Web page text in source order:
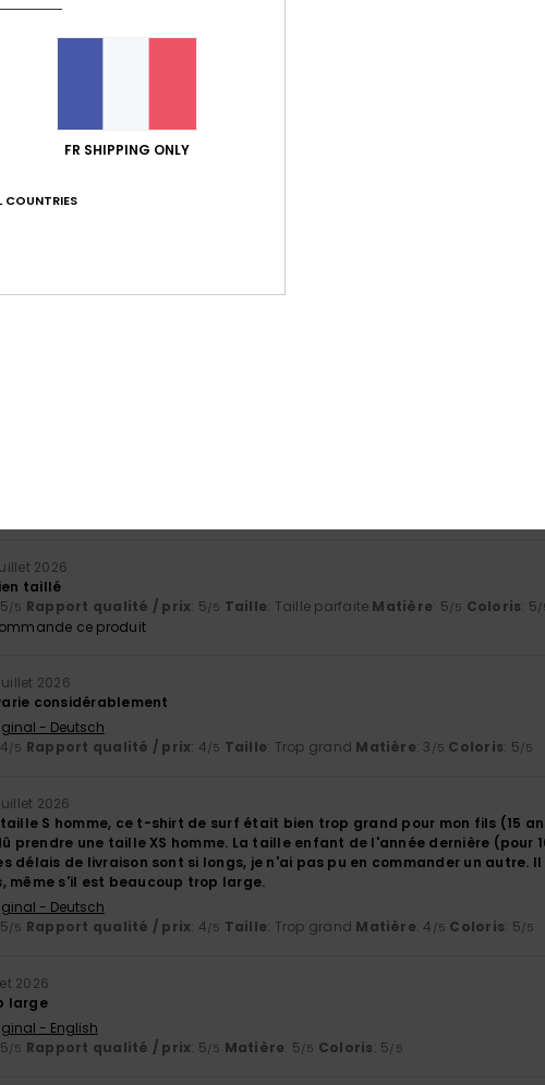
4.5
2026
taillé
/5 Rapport qualité / prix: 5/5 Taille: Taille parfaite Matière: 5/5 Coloris: 5/
ce produit
juillet 2026
considérablement
- Deutsch
/5 Rapport qualité / prix: 4/5 Taille: Trop grand Matière: 3 /5 Coloris: 5/5
2026
taille S homme, ce t-shirt de surf était bien trop grand pour mon fils (15
prendre une taille XS homme. La taille enfant de l'année dernière
délais de livraison sont si longs, je n'ai pas pu en commander un
même s'il est beaucoup trop large.
- Deutsch
/5 Rapport qualité / prix: 4/5 Taille: Trop grand Matière: 4 /5 Coloris: 5/5
2026
large
- English
/5 Rapport qualité / prix: 5/5 Matière: 5/5 Coloris: 5/5
FR SHIPPING ONLY
COUNTRIES